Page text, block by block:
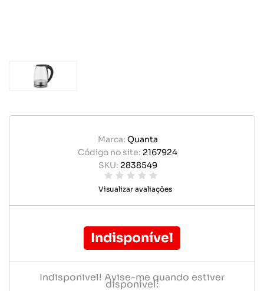
Marca: Quanta
Código no site: 2167924
SKU: 2838549
Visualizar avaliações
Indisponível
Indisponível! Avise-me quando estiver
disponível: